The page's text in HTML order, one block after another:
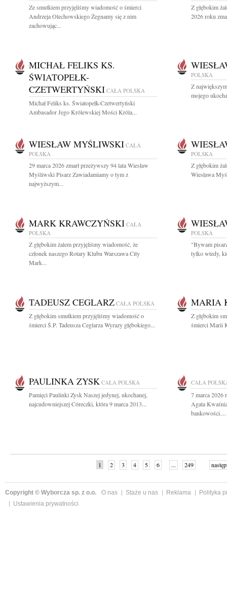
Ze smutkiem przyjęliśmy wiadomość o śmierci
Andrzeja Olechowskiego Żegnamy się z nim
zachowując...
Z głębokim
2026 roku
MICHAŁ FELIKS KS.
ŚWIATOPEŁK-
CZETWERTYŃSKI CAŁA POLSKA
Michał Feliks ks. Światopełk-Czetwertyński
Ambasador Jego Królewskiej Mości Króla...
POLSKA
Z
mojego
WIESŁAW MYŚLIWSKI CAŁA
POLSKA
29 marca 2026 zmarł przeżywszy 94 lata Wiesław
Myśliwski Pisarz Zawiadamiamy o tym z
najwyższym...
POLSKA
Z głębokim
Wiesława
MARK KRAWCZYŃSKI CAŁA
POLSKA
Z głębokim żalem przyjęliśmy wiadomość, że
członek naszego Rotary Klubu Warszawa City
Mark...
POLSKA
"Bywam
tylko wtedy,
TADEUSZ CEGLARZ CAŁA POLSKA
Z głębokim smutkiem przyjęliśmy wiadomość o
śmierci Ś.P. Tadeusza Ceglarza Wyrazy głębokiego...
MARIA
Z głębokim
śmierci Marii
PAULINKA ZYSK CAŁA POLSKA
Pamięci Paulinki Zysk Naszej jedynej, ukochanej,
najcudowniejszej Córeczki, która 9 marca 2013...
CAŁA
7 marca 2026
Agata
bankowości....
1 2 3 4 5 6 ... 249
Copyright © Wyborcza sp. z o.o. O nas Staże u nas Reklama
Polityka
Ustawienia prywatności